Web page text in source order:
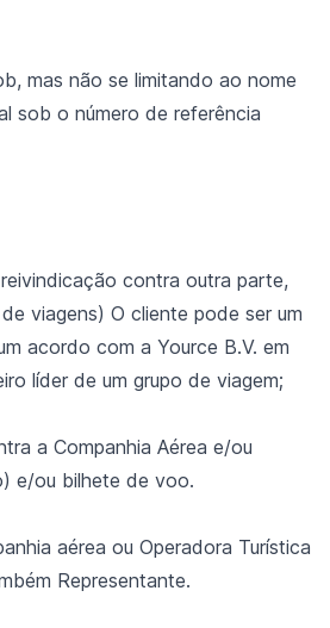
mas não se limitando ao nome
sob o número de referência
contra outra parte,
viagens) O cliente pode ser um
acordo com a Yource B.V. em
líder de um grupo de viagem;
a Companhia Aérea e/ou
e/ou bilhete de voo.
aérea ou Operadora Turística
Representante.